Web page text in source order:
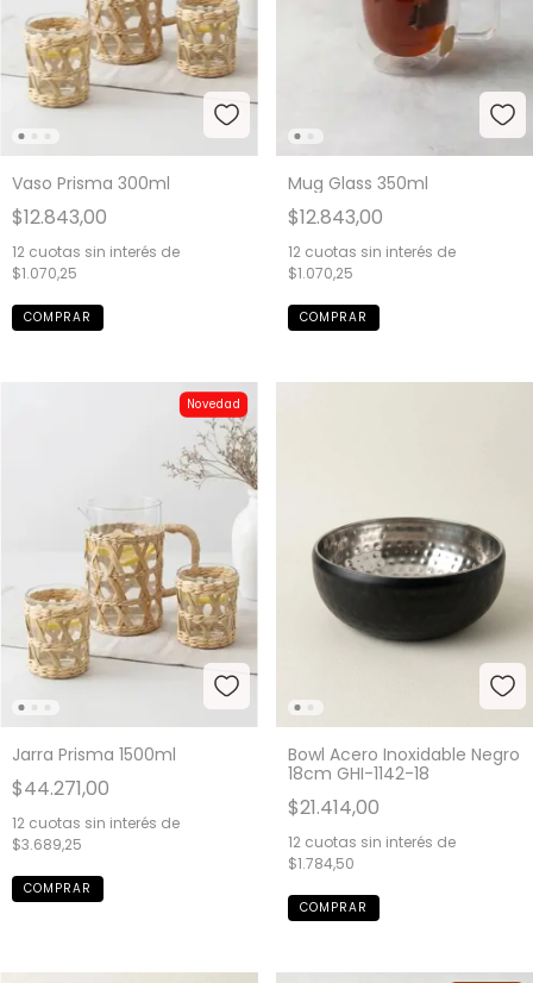
Vaso Prisma 300ml
$12.843,00
12 cuotas sin interés de
$1.070,25
Mug Glass 350ml
$12.843,00
12 cuotas sin interés de
$1.070,25
Novedad
Jarra Prisma 1500ml
$44.271,00
12 cuotas sin interés de
$3.689,25
Bowl Acero Inoxidable Negro
18cm GHI-1142-18
$21.414,00
12 cuotas sin interés de
$1.784,50